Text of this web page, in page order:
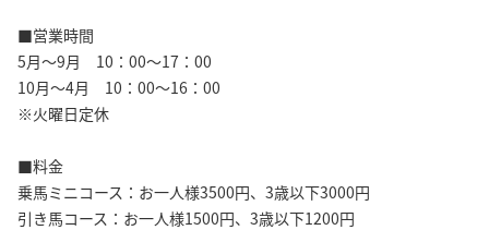
■営業時間
5月～9月 10：00～17：00
10月～4月 10：00～16：00
※火曜日定休
■料金
乗馬ミニコース：お一人様3500円、3歳以下3000円
引き馬コース：お一人様1500円、3歳以下1200円